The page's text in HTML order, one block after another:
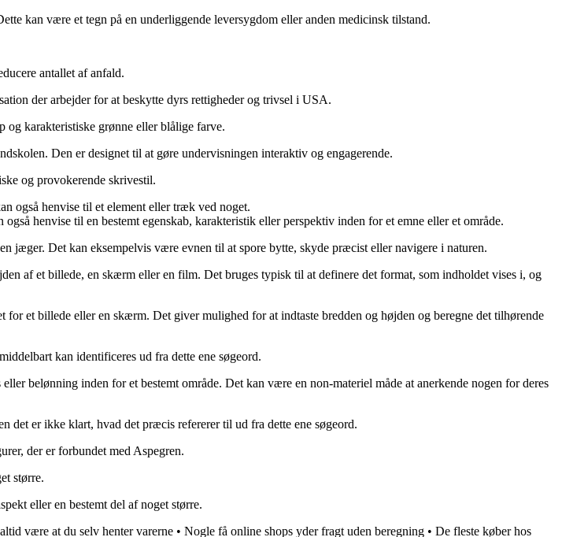
kan være et tegn på en underliggende leversygdom eller anden medicinsk tilstand.
antallet af anfald.
der arbejder for at beskytte dyrs rettigheder og trivsel i USA.
og karakteristiske grønne eller blålige farve.
Den er designet til at gøre undervisningen interaktiv og engagerende.
og provokerende skrivestil.
også henvise til et element eller træk ved noget.
henvise til en bestemt egenskab, karakteristik eller perspektiv inden for et emne eller et område.
jæger. Det kan eksempelvis være evnen til at spore bytte, skyde præcist eller navigere i naturen.
af et billede, en skærm eller en film. Det bruges typisk til at definere det format, som indholdet vises i, og
et billede eller en skærm. Det giver mulighed for at indtaste bredden og højden og beregne det tilhørende
kan identificeres ud fra dette ene søgeord.
belønning inden for et bestemt område. Det kan være en non-materiel måde at anerkende nogen for deres
det er ikke klart, hvad det præcis refererer til ud fra dette ene søgeord.
der er forbundet med Aspegren.
større.
eller en bestemt del af noget større.
være at du selv henter varerne • Nogle få online shops yder fragt uden beregning • De fleste køber hos